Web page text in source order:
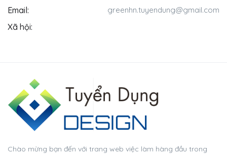
Email: greenhn.tuyendung@gmail.com
Xã hội:
Chào mừng bạn đến với trang web việc làm hàng đầu trong